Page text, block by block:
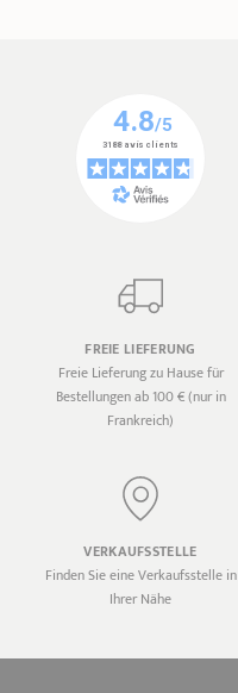
FREIE LIEFERUNG
Freie Lieferung zu Hause für
Bestellungen ab 100 € (nur in
Frankreich)
VERKAUFSSTELLE
Finden Sie eine Verkaufsstelle in
Ihrer Nähe